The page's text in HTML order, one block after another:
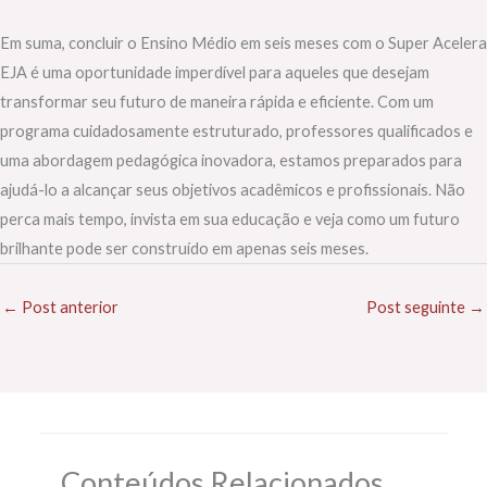
Em suma, concluir o Ensino Médio em seis meses com o Super Acelera
EJA é uma oportunidade imperdível para aqueles que desejam
transformar seu futuro de maneira rápida e eficiente. Com um
programa cuidadosamente estruturado, professores qualificados e
uma abordagem pedagógica inovadora, estamos preparados para
ajudá-lo a alcançar seus objetivos acadêmicos e profissionais. Não
perca mais tempo, invista em sua educação e veja como um futuro
brilhante pode ser construído em apenas seis meses.
← Post anterior Post seguinte →